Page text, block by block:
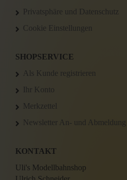
Privatsphäre und Datenschutz
Cookie Einstellungen
SHOPSERVICE
Als Kunde registrieren
Ihr Konto
Merkzettel
Newsletter An- und Abmeldung
KONTAKT
Uli's Modellbahnshop